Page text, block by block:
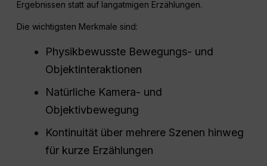
Ergebnissen statt auf langatmigen Erzählungen.
Die wichtigsten Merkmale sind:
Physikbewusste Bewegungs- und
Objektinteraktionen
Natürliche Kamera- und
Objektivbewegung
Kontinuität über mehrere Szenen hinweg
für kurze Erzählungen